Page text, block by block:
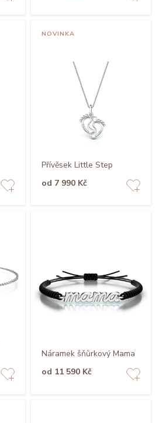
NOVINKA
Přívěsek Little Step
od 7 990 Kč
Náramek šňůrkový Mama
od 11 590 Kč